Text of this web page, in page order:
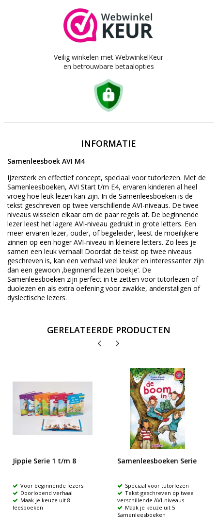
Veilig winkelen met WebwinkelKeur
en betrouwbare betaalopties
INFORMATIE
Samenleesboek AVI M4
IJzersterk en effectief concept, speciaal voor tutorlezen. Met de
Samenleesboeken, AVI Start t/m E4, ervaren kinderen al heel
vroeg hoe leuk lezen kan zijn. In de Samenleesboeken is de
tekst geschreven op twee verschillende AVI-niveaus. De twee
niveaus wisselen elkaar om de paar regels af. De beginnende
lezer leest het lagere AVI-niveau gedrukt in grote letters. Een
meer ervaren lezer, ouder, of begeleider, leest de moeilijkere
zinnen op een hoger AVI-niveau in kleinere letters. Zo lees je
samen een leuk verhaal! Doordat de tekst op twee niveaus
geschreven is, kan een verhaal veel leuker en interessanter zijn
dan een gewoon ‚beginnend lezen boekje‘. De
Samenleesboeken zijn perfect in te zetten voor tutorlezen of
duolezen en als extra oefening voor zwakke, anderstaligen of
dyslectische lezers.
GERELATEERDE PRODUCTEN
Jippie Serie 1 t/m 8
Voor beginnende lezers
Doorlopend verhaal
Maak je keuze uit 8
leesboeken
Samenleesboeken Serie
Speciaal voor tutorlezen
Tekst geschreven op twee
verschillende AVI-niveaus
Maak je keuze uit 5
Samenleesboeken